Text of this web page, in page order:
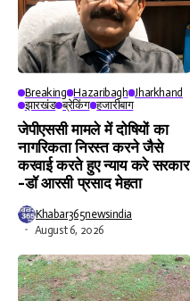
Breaking Hazaribagh Jharkhand
झारखंड ब्रेकिंग हजारीबाग
जेपीएससी मामले में दोषियों का
नागरिकता निरस्त करने जैसे
करवाई करते हुए न्याय करे सरकार
-डॉ आरसी प्रसाद मेहता
Khabar365newsindia
August 6, 2026